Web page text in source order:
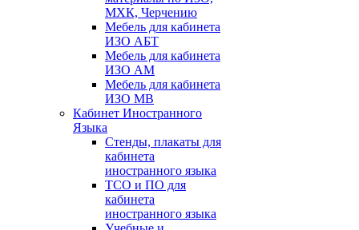
МХК, Черчению
Мебель для кабинета
ИЗО АБТ
Мебель для кабинета
ИЗО АМ
Мебель для кабинета
ИЗО МВ
Кабинет Иностранного
Языка
Стенды, плакаты для
кабинета
иностранного языка
ТСО и ПО для
кабинета
иностранного языка